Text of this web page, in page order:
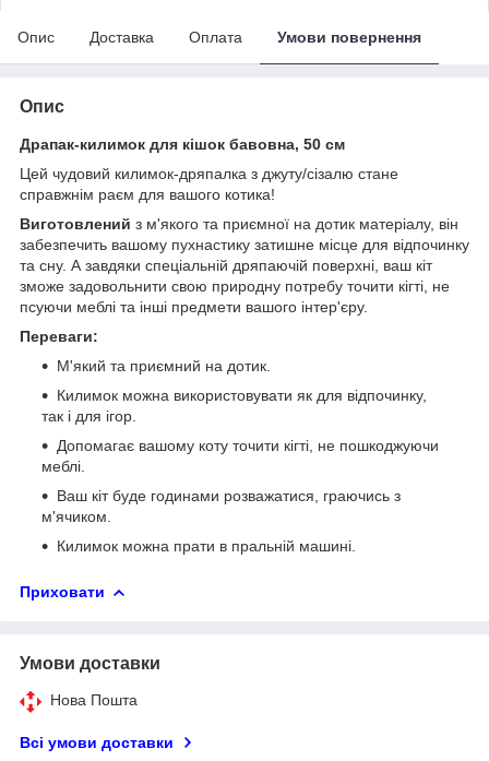
Опис Доставка Оплата Умови повернення
Опис
Драпак-килимок для кішок бавовна, 50 см
Цей чудовий килимок-дряпалка з джуту/сізалю стане
справжнім раєм для вашого котика!
Виготовлений з м'якого та приємної на дотик матеріалу, він
забезпечить вашому пухнастику затишне місце для відпочинку
та сну. А завдяки спеціальній дряпаючій поверхні, ваш кіт
зможе задовольнити свою природну потребу точити кігті, не
псуючи меблі та інші предмети вашого інтер'єру.
Переваги:
М'який та приємний на дотик.
Килимок можна використовувати як для відпочинку,
так і для ігор.
Допомагає вашому коту точити кігті, не пошкоджуючи
меблі.
Ваш кіт буде годинами розважатися, граючись з
м'ячиком.
Килимок можна прати в пральній машині.
Приховати
Умови доставки
Нова Пошта
Всі умови доставки